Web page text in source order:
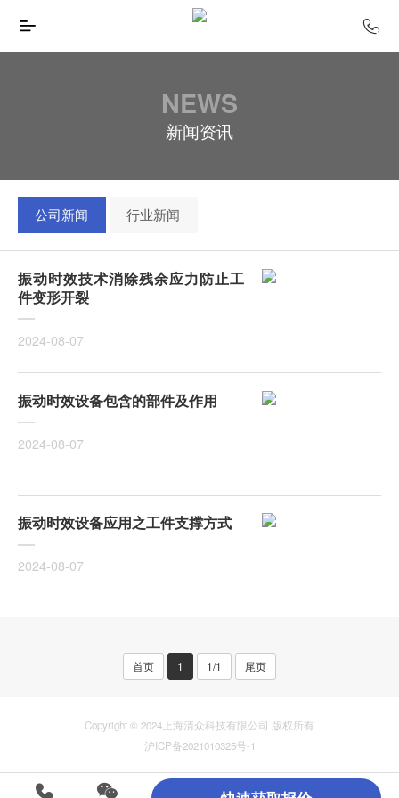
NEWS
新闻资讯
公司新闻 行业新闻
振动时效技术消除残余应力防止工
件变形开裂
2024-08-07
振动时效设备包含的部件及作用
2024-08-07
振动时效设备应用之工件支撑方式
2024-08-07
首页 1 1/1 尾页
Copyright © 2024上海清众科技有限公司 版权所有
沪ICP备2021010325号-1